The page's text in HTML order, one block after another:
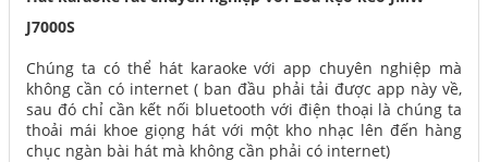
J7000S
Chúng ta có thể hát karaoke với app chuyên nghiệp mà
không cần có internet ( ban đầu phải tải được app này về,
sau đó chỉ cần kết nối bluetooth với điện thoại là chúng ta
thoải mái khoe giọng hát với một kho nhạc lên đến hàng
chục ngàn bài hát mà không cần phải có internet)